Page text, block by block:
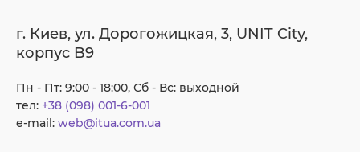
г. Киев, ул. Дорогожицкая, 3, UNIT City,
корпус B9
Пн - Пт: 9:00 - 18:00, Сб - Вс: выходной
тел: +38 (098) 001-6-001
e-mail: web@itua.com.ua